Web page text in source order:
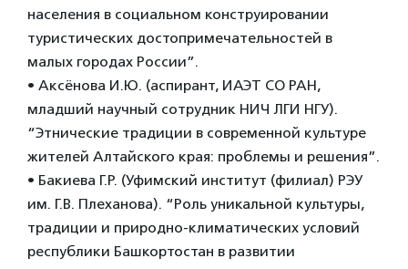
населения в социальном конструировании
туристических достопримечательностей в
малых городах России”.
• Аксёнова И.Ю. (аспирант, ИАЭТ СО РАН,
младший научный сотрудник НИЧ ЛГИ НГУ).
“Этнические традиции в современной культуре
жителей Алтайского края: проблемы и решения”.
• Бакиева Г.Р. (Уфимский институт (филиал) РЭУ
им. Г.В. Плеханова). “Роль уникальной культуры,
традиции и природно-климатических условий
республики Башкортостан в развитии